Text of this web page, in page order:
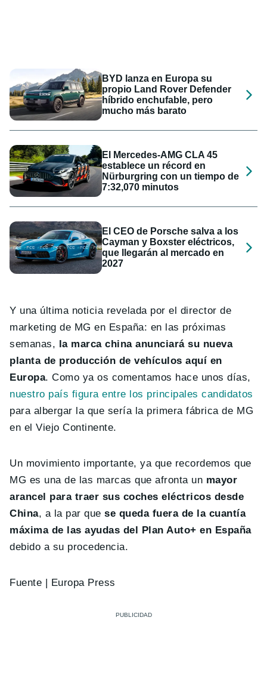
BYD lanza en Europa su
propio Land Rover Defender
híbrido enchufable, pero
mucho más barato
El Mercedes-AMG CLA 45
establece un récord en
Nürburgring con un tiempo de
7:32,070 minutos
El CEO de Porsche salva a los
Cayman y Boxster eléctricos,
que llegarán al mercado en
2027
Y una última noticia revelada por el director de
marketing de MG en España: en las próximas
semanas, la marca china anunciará su nueva
planta de producción de vehículos aquí en
Europa. Como ya os comentamos hace unos días,
nuestro país figura entre los principales candidatos
para albergar la que sería la primera fábrica de MG
en el Viejo Continente.
Un movimiento importante, ya que recordemos que
MG es una de las marcas que afronta un mayor
arancel para traer sus coches eléctricos desde
China, a la par quese queda fuera de la cuantía
máxima de las ayudas del Plan Auto+ en España
debido a su procedencia.
Fuente | Europa Press